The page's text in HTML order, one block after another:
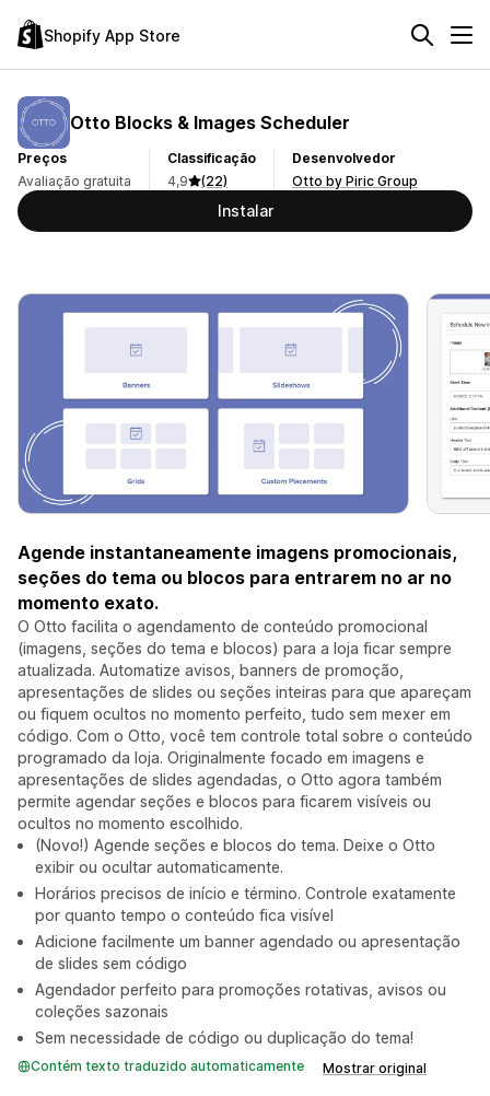
Shopify App Store
Otto Blocks & Images Scheduler
Preços
Avaliação gratuita
Classificação
4,9
(22)
Desenvolvedor
Otto by Piric Group
Instalar
Agende instantaneamente imagens promocionais,
seções do tema ou blocos para entrarem no ar no
momento exato.
O Otto facilita o agendamento de conteúdo promocional
(imagens, seções do tema e blocos) para a loja ficar sempre
atualizada. Automatize avisos, banners de promoção,
apresentações de slides ou seções inteiras para que apareçam
ou fiquem ocultos no momento perfeito, tudo sem mexer em
código. Com o Otto, você tem controle total sobre o conteúdo
programado da loja. Originalmente focado em imagens e
apresentações de slides agendadas, o Otto agora também
permite agendar seções e blocos para ficarem visíveis ou
ocultos no momento escolhido.
(Novo!) Agende seções e blocos do tema. Deixe o Otto
exibir ou ocultar automaticamente.
Horários precisos de início e término. Controle exatamente
por quanto tempo o conteúdo fica visível
Adicione facilmente um banner agendado ou apresentação
de slides sem código
Agendador perfeito para promoções rotativas, avisos ou
coleções sazonais
Sem necessidade de código ou duplicação do tema!
Contém texto traduzido automaticamente Mostrar original